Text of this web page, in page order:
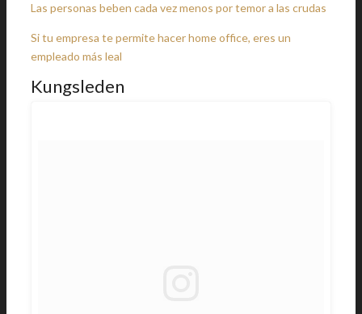
Las personas beben cada vez menos por temor a las crudas
Si tu empresa te permite hacer home office, eres un
empleado más leal
Kungsleden